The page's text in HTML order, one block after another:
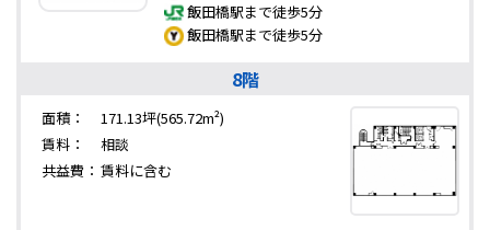
飯田橋駅まで徒歩5分
飯田橋駅まで徒歩5分
8階
面積：
171.13坪(565.72m²)
賃料：
相談
共益費： 賃料に含む